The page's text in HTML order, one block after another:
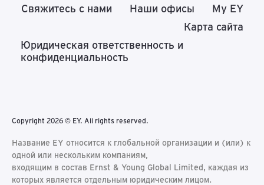
Свяжитесь с нами Наши офисы
My EY
Карта сайта
Юридическая ответственность и
конфиденциальность
Copyright 2026 © EY. All rights reserved.
Название EY относится к глобальной организации и (или) к
одной или нескольким компаниям,
входящим в состав Ernst & Young Global Limited, каждая из
которых является отдельным юридическим лицом.